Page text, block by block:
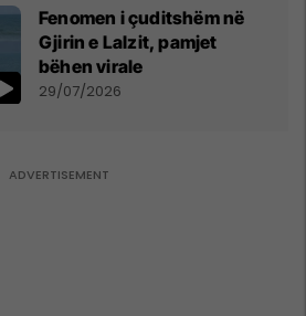
në Beograd
Fenomen i çuditshëm në
Gjirin e Lalzit, pamjet
bëhen virale
29/07/2026